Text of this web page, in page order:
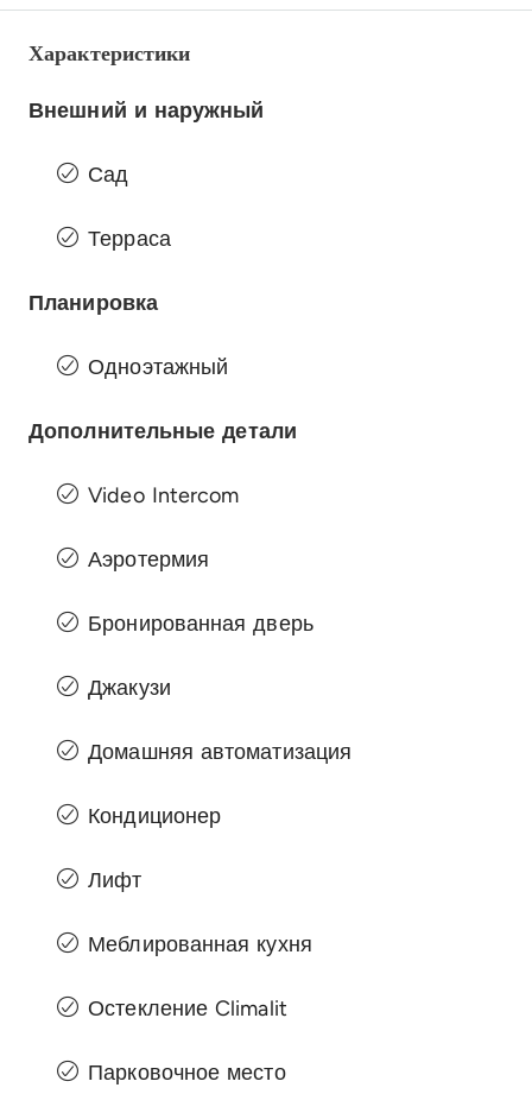
Характеристики
Внешний и наружный
Сад
Терраса
Планировка
Одноэтажный
Дополнительные детали
Video Intercom
Аэротермия
Бронированная дверь
Джакузи
Домашняя автоматизация
Кондиционер
Лифт
Меблированная кухня
Остекление Climalit
Парковочное место